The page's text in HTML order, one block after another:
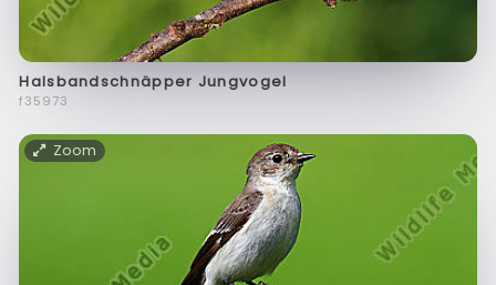
Halsbandschnäpper Jungvogel
f35973
Zoom